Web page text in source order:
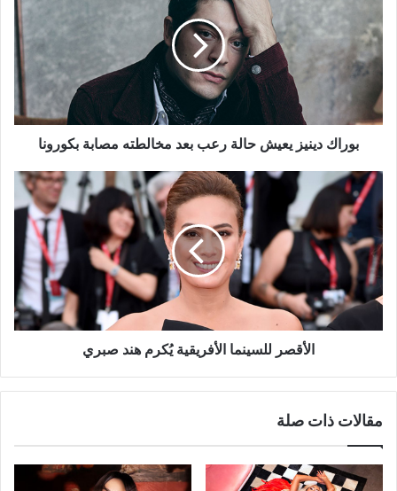
يعيش
حالة
رعب
بعد
مخالطته
مصابة
بكورونا
بوراك دينيز يعيش حالة رعب بعد مخالطته مصابة بكورونا
الأقصر
للسينما
الأفريقية
يُكرم
هند
صبري
الأقصر للسينما الأفريقية يُكرم هند صبري
مقالات ذات صلة